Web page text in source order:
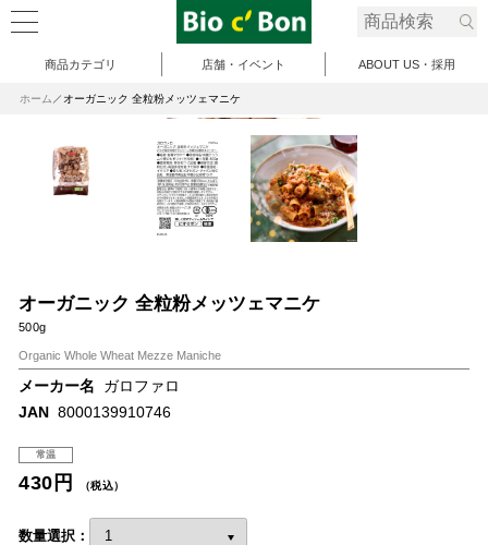
商品カテゴリ 店舗・イベント ABOUT US・採用
ホーム オーガニック 全粒粉メッツェマニケ
オーガニック 全粒粉メッツェマニケ
500g
Organic Whole Wheat Mezze Maniche
メーカー名
ガロファロ
JAN 8000139910746
常温
430円 （税込）
数量選択：